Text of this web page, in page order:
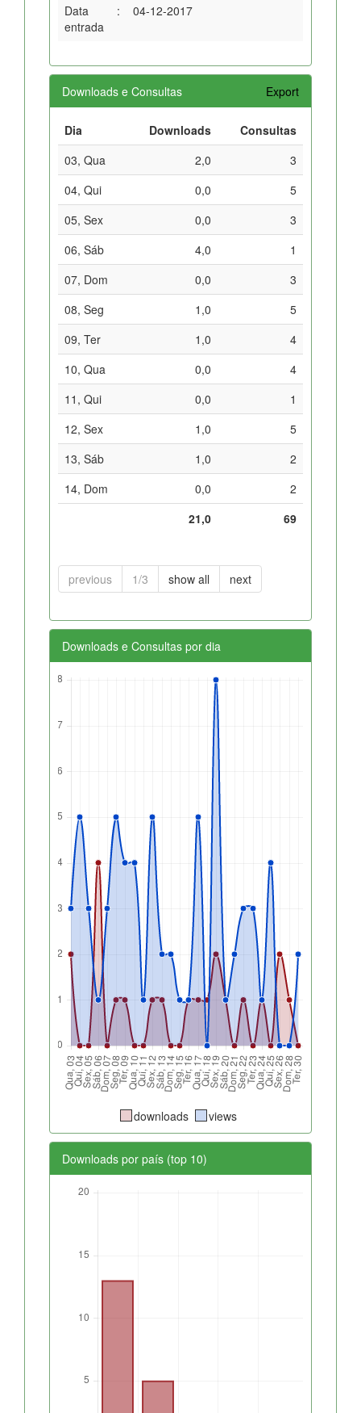
Data
entrada
: 04-12-2017
Downloads e Consultas Export
Dia Downloads
Consultas
03, Qua
2,0
3
04, Qui
0,0
5
05, Sex
0,0
3
06, Sáb
4,0
1
07, Dom
0,0
3
08, Seg
1,0
5
09, Ter
1,0
4
10, Qua
0,0
4
11, Qui
0,0
1
12, Sex
1,0
5
13, Sáb
1,0
2
14, Dom
0,0
2
21,0
69
previous 1/3 show all next
Downloads e Consultas por dia
downloads views
Downloads por país (top 10)